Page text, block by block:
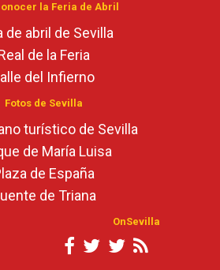
la Feria de Abril
de abril de Sevilla
de la Feria
del Infierno
Fotos de Sevilla
turístico de Sevilla
de María Luisa
de España
de Triana
OnSevilla